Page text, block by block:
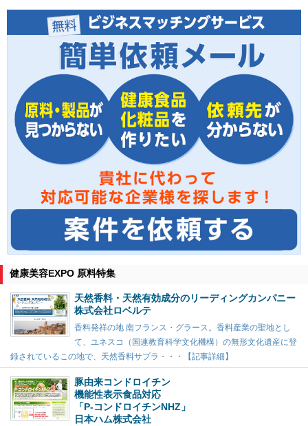
健康美容EXPO 原料特集
天然香料・天然有効成分のリーディングカンパニー
株式会社ロベルテ
香料発祥の地 南フランス・グラース。香料産業の聖地とし
て、ユネスコ（国連教育科学文化機構）の無形文化遺産に登
録されているこの地で、天然香料サプラ・・・【記事詳細】
豚由来コンドロイチン
機能性表示食品対応
「P-コンドロイチンNHZ」
日本ハム株式会社